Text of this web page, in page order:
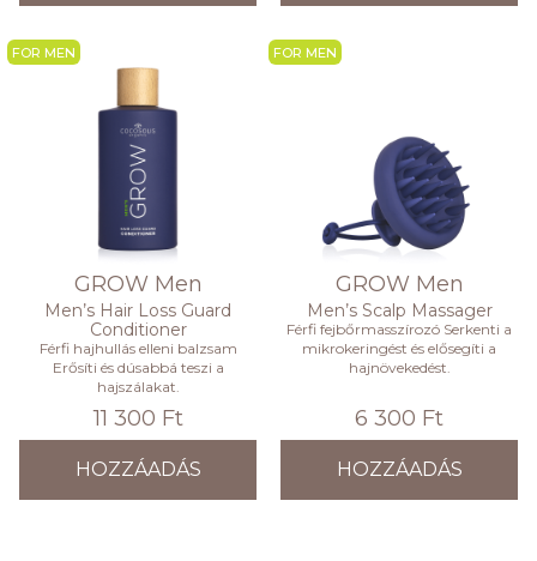
FOR MEN
GROW Men
Men’s Hair Loss Guard
Conditioner
Férfi hajhullás elleni balzsam
Erősíti és dúsabbá teszi a
hajszálakat.
11 300 Ft
HOZZÁADÁS
FOR MEN
GROW Men
Men’s Scalp Massager
Férfi fejbőrmasszírozó Serkenti a
mikrokeringést és elősegíti a
hajnövekedést.
6 300 Ft
HOZZÁADÁS